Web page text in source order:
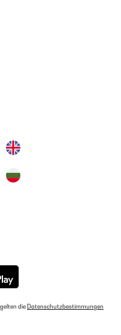
die Datenschutzbestimmungen